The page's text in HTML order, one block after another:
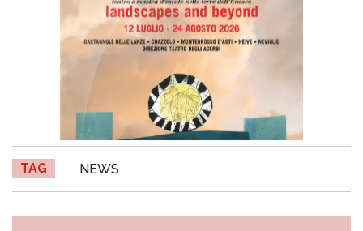
TAG NEWS